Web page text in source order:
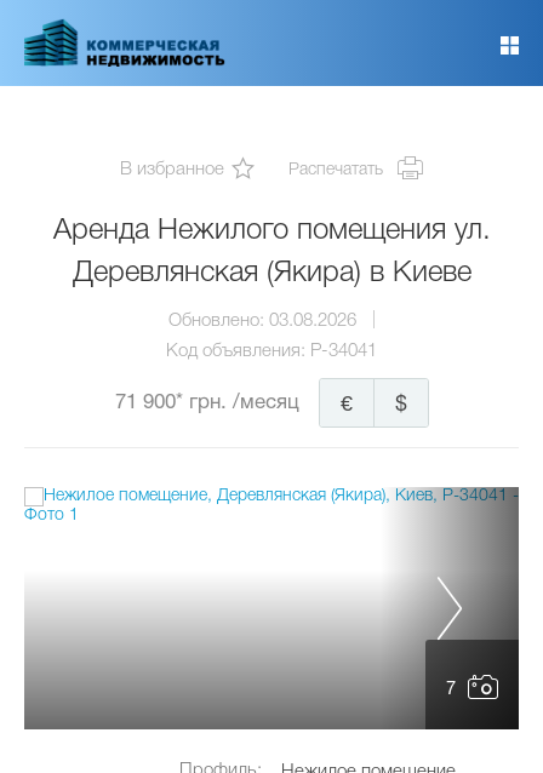
основному
В избранное Распечатать
Аренда Нежилого помещения ул.
Деревлянская (Якира) в Киеве
Обновлено: 03.08.2026
Код объявления: P-34041
71 900* грн. /месяц $
€
7